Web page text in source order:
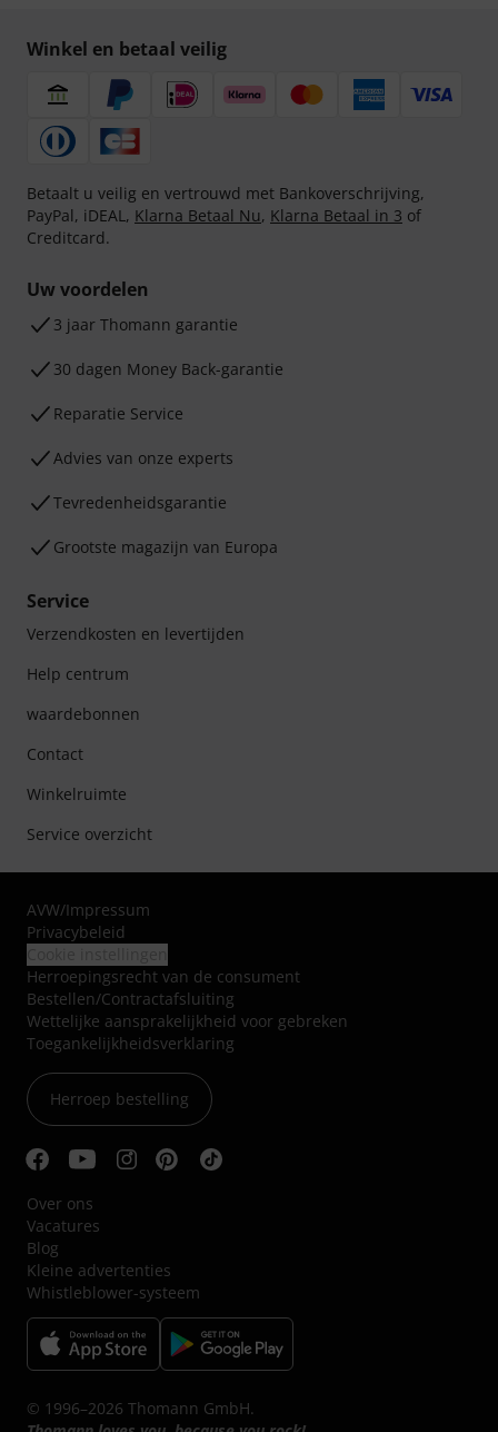
Winkel en betaal veilig
Betaalt u veilig en vertrouwd met Bankoverschrijving,
PayPal, iDEAL, Klarna Betaal Nu, Klarna Betaal in 3 of
Creditcard.
Uw voordelen
3 jaar Thomann garantie
30 dagen Money Back-garantie
Reparatie Service
Advies van onze experts
Tevredenheidsgarantie
Grootste magazijn van Europa
Service
Verzendkosten en levertijden
Help centrum
waardebonnen
Contact
Winkelruimte
Service overzicht
AVW/Impressum
Privacybeleid
Herroepingsrecht van de consument
Bestellen/Contractafsluiting
Wettelijke aansprakelijkheid voor gebreken
Toegankelijkheidsverklaring
Herroep bestelling
Over ons
Vacatures
Blog
Kleine advertenties
Whistleblower-systeem
© 1996–2026 Thomann GmbH.